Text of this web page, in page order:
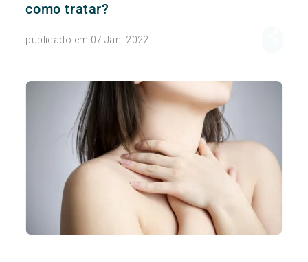
como tratar?
publicado em 07 Jan. 2022